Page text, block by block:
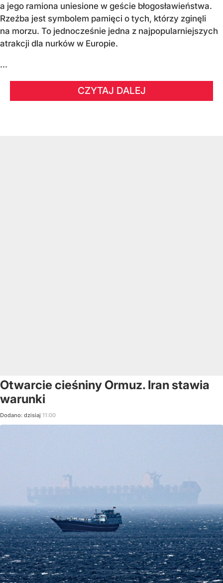
a jego ramiona uniesione w geście błogosławieństwa.
Rzeźba jest symbolem pamięci o tych, którzy zginęli
na morzu. To jednocześnie jedna z najpopularniejszych
atrakcji dla nurków w Europie.
...
CZYTAJ DALEJ
Otwarcie cieśniny Ormuz. Iran stawia
warunki
Dodano: dzisiaj 11:00